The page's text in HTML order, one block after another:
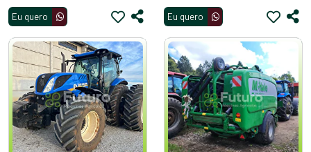
Eu quero Eu quero